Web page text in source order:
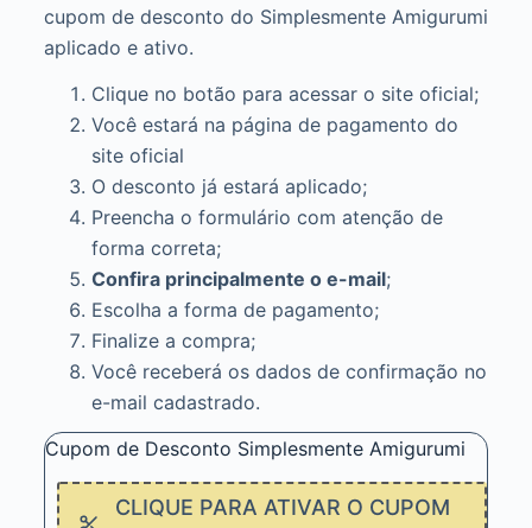
cupom de desconto do Simplesmente Amigurumi
aplicado e ativo.
Clique no botão para acessar o site oficial;
Você estará na página de pagamento do
site oficial
O desconto já estará aplicado;
Preencha o formulário com atenção de
forma correta;
Confira principalmente o e-mail;
Escolha a forma de pagamento;
Finalize a compra;
Você receberá os dados de confirmação no
e-mail cadastrado.
Cupom de Desconto Simplesmente Amigurumi
CLIQUE PARA ATIVAR O CUPOM